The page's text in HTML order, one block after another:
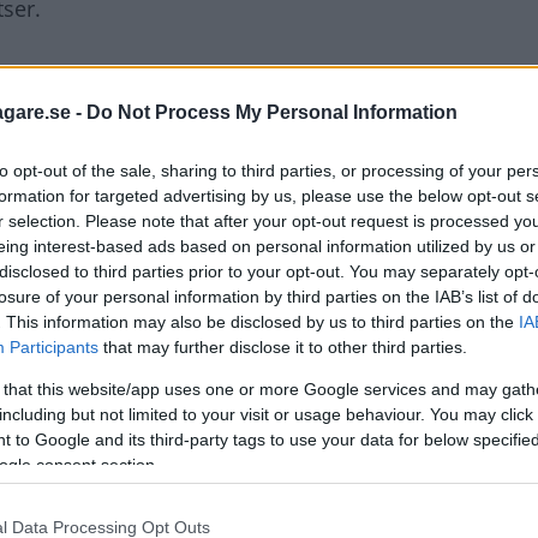
- Do Not Process My Personal Information
opt-out of the sale, sharing to third parties, or processing of your
for targeted advertising by us, please use the below opt-out
selection. Please note that after your opt-out request is processed
interest-based ads based on personal information utilized by us
to third parties prior to your opt-out. You may separately
of your personal information by third parties on the IAB’s list of
This information may also be disclosed by us to third parties on the
Participants that may further disclose it to other third parties.
that this website/app uses one or more Google services and may
but not limited to your visit or usage behaviour. You may
to Google and its third-party tags to use your data for below
consent section.
Data Processing Opt Outs
Stolssitsarna har förlängts och blivit skönare
centimeter i längd. Alla kan också vinkla om sina
bra och ha fin utsikt, säger projektledaren Masato
för fem personer. De två som sitter längst bak
för den bakersta sidorutan sitter långt fram
nedfällda och bildar golv i bagageutrymmet.
är 210 liter mer än föregångaren svalde. Med
ihop till ett plant golv. Det är lättare än förut.